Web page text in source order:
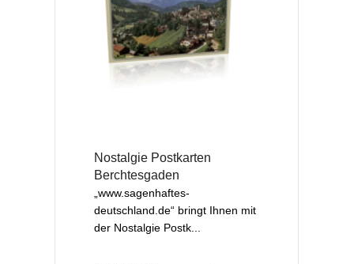
Nostalgie Postkarten
Berchtesgaden
„www.sagenhaftes-
deutschland.de“ bringt Ihnen mit
der Nostalgie Postk...